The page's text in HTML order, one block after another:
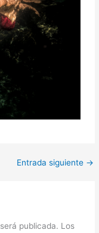
Entrada siguiente →
publicada. Los